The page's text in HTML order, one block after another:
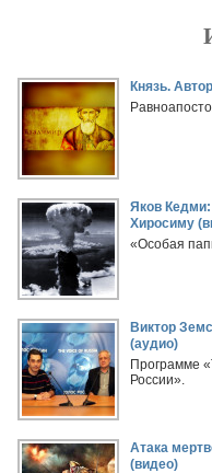
Князь.
Яков
Хиросиму
«Особая
Виктор
(аудио)
Программе
России».
Атака
(видео)
Страницы